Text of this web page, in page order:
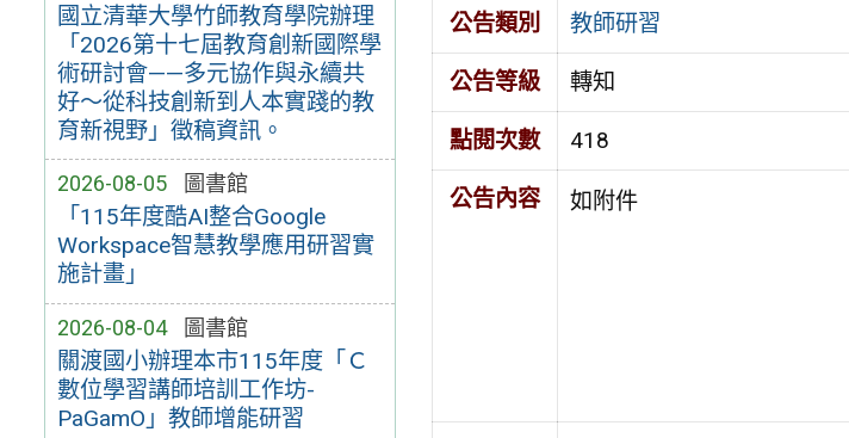
國立清華大學竹師教育學院辦理
「2026第十七屆教育創新國際學
術研討會——多元協作與永續共
好～從科技創新到人本實踐的教
育新視野」徵稿資訊。
2026-08-05 圖書館
「115年度酷AI整合Google
Workspace智慧教學應用研習實
施計畫」
2026-08-04 圖書館
關渡國小辦理本市115年度「Ｃ
數位學習講師培訓工作坊-
PaGamO」教師增能研習
公告類別 教師研習
公告等級 轉知
點閱次數 418
公告內容 如附件